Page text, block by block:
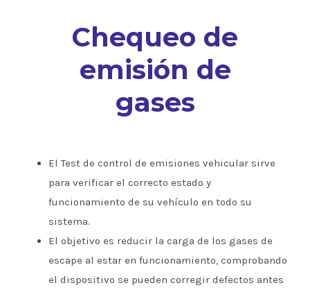
Chequeo de
emisión de
gases
El Test de control de emisiones vehicular sirve
para verificar el correcto estado y
funcionamiento de su vehículo en todo su
sistema.
El objetivo es reducir la carga de los gases de
escape al estar en funcionamiento, comprobando
el dispositivo se pueden corregir defectos antes